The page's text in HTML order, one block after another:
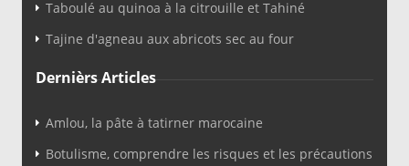
Taboulé au quinoa à la citrouille et Tahiné
Tajine d'agneau aux abricots sec au four
Dernièrs Articles
Amlou, la pâte à tatirner marocaine
Botulisme, comprendre les risques et les précautions